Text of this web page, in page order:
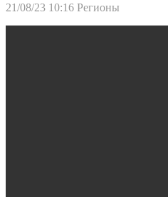
21/08/23 10:16 Регионы